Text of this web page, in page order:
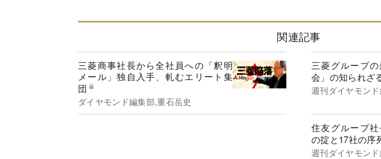
関連記事
三菱商事社長から全社員への「釈明
メール」独自入手、軋むエリート集
団
ダイヤモンド編集部,重石岳史
三菱グループ
会」の知られざ
週刊ダイヤモン
住友グループ
の掟と17社の序
週刊ダイヤモン